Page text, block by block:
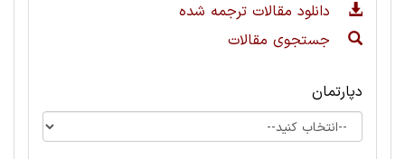
دانلود مقالات ترجمه شده
جستجوی مقالات
دپارتمان